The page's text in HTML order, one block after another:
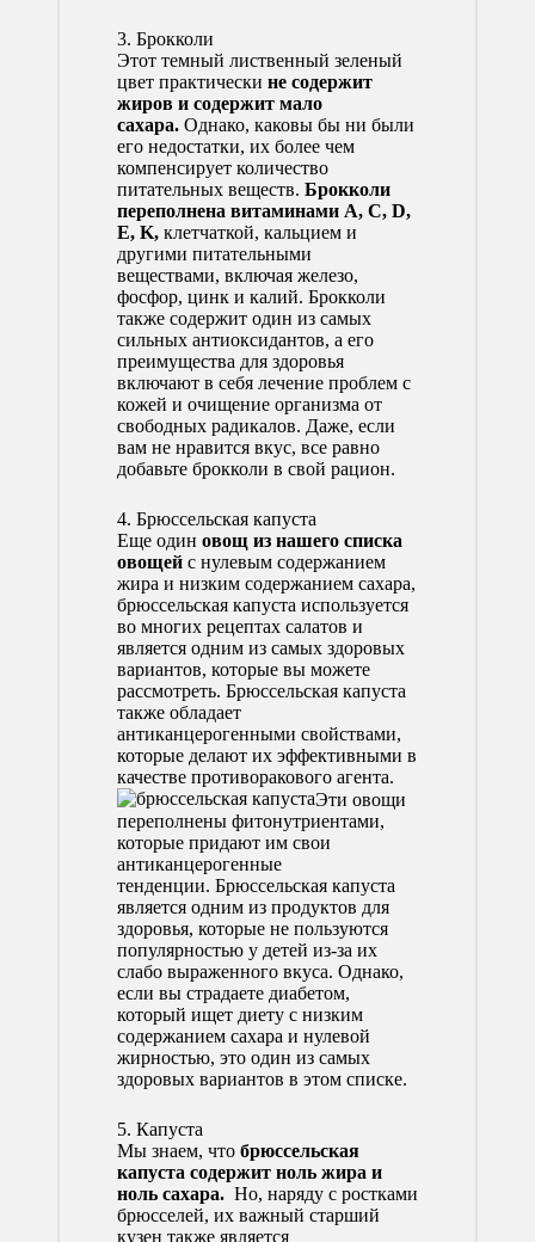
3. Брокколи
Этот темный лиственный зеленый
цвет практически не содержит
жиров и содержит мало
сахара. Однако, каковы бы ни были
его недостатки, их более чем
компенсирует количество
питательных веществ. Брокколи
переполнена витаминами A, C, D,
E, K, клетчаткой, кальцием и
другими питательными
веществами, включая железо,
фосфор, цинк и калий. Брокколи
также содержит один из самых
сильных антиоксидантов, а его
преимущества для здоровья
включают в себя лечение проблем с
кожей и очищение организма от
свободных радикалов. Даже, если
вам не нравится вкус, все равно
добавьте брокколи в свой рацион.
4. Брюссельская капуста
Еще один овощ из нашего списка
овощей с нулевым содержанием
жира и низким содержанием сахара,
брюссельская капуста используется
во многих рецептах салатов и
является одним из самых здоровых
вариантов, которые вы можете
рассмотреть. Брюссельская капуста
также обладает
антиканцерогенными свойствами,
которые делают их эффективными в
качестве противоракового агента.
Эти овощи
переполнены фитонутриентами,
которые придают им свои
антиканцерогенные
тенденции. Брюссельская капуста
является одним из продуктов для
здоровья, которые не пользуются
популярностью у детей из-за их
слабо выраженного вкуса. Однако,
если вы страдаете диабетом,
который ищет диету с низким
содержанием сахара и нулевой
жирностью, это один из самых
здоровых вариантов в этом списке.
5. Капуста
Мы знаем, что брюссельская
капуста содержит ноль жира и
ноль сахара.Но, наряду с ростками
брюсселей, их важный старший
кузен также является